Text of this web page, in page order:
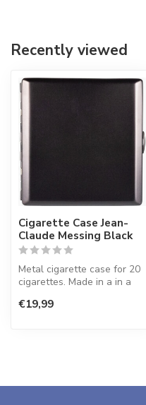
Recently viewed
Cigarette Case Jean-
Claude Messing Black
Metal cigarette case for 20
cigarettes. Made in a in a
€19,99